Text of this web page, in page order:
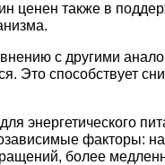
ценен также в
с другими
Это способствует
энергетического
факторы:
более